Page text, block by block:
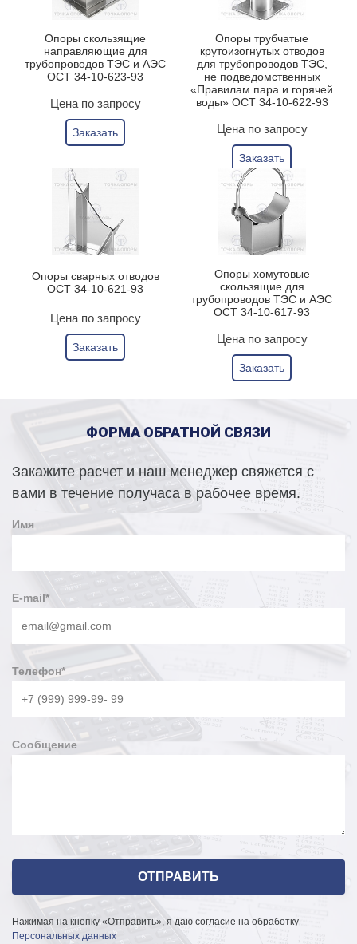
Опоры скользящие
направляющие для
трубопроводов ТЭС и АЭС
ОСТ 34-10-623-93
Цена по запросу
Заказать
Опоры трубчатые
крутоизогнутых отводов
для трубопроводов ТЭС,
не подведомственных
«Правилам пара и горячей
воды» ОСТ 34-10-622-93
Цена по запросу
Заказать
Опоры сварных отводов
ОСТ 34-10-621-93
Цена по запросу
Заказать
Опоры хомутовые
скользящие для
трубопроводов ТЭС и АЭС
ОСТ 34-10-617-93
Цена по запросу
Заказать
ФОРМА ОБРАТНОЙ СВЯЗИ
Закажите расчет и наш менеджер свяжется с
вами в течение получаса в рабочее время.
Имя
E-mail*
Телефон*
Сообщение
Нажимая на кнопку «Отправить», я даю согласие на обработку
Персональных данных